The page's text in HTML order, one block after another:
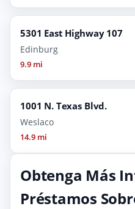
5301 East Highway 107
Edinburg
9.9 mi
1001 N. Texas Blvd.
Weslaco
14.9 mi
Obtenga Más
Préstamos